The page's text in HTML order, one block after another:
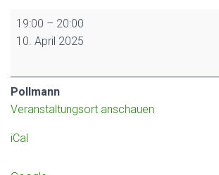
Vorstandsversammlung
19:00 – 20:00
10. April 2025
Pollmann
Veranstaltungsort anschauen
iCal